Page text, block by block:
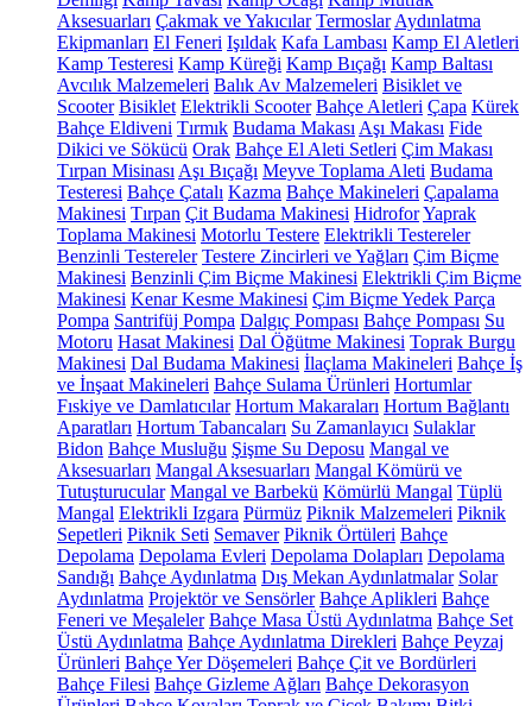
Aksesuarları Çakmak ve Yakıcılar Termoslar Aydınlatma
Ekipmanları El Feneri Işıldak Kafa Lambası Kamp El Aletleri
Kamp Testeresi Kamp Küreği Kamp Bıçağı Kamp Baltası
Avcılık Malzemeleri Balık Av Malzemeleri Bisiklet ve
Scooter Bisiklet Elektrikli Scooter Bahçe Aletleri Çapa Kürek
Bahçe Eldiveni Tırmık Budama Makası Aşı Makası Fide
Dikici ve Sökücü Orak Bahçe El Aleti Setleri Çim Makası
Tırpan Misinası Aşı Bıçağı Meyve Toplama Aleti Budama
Testeresi Bahçe Çatalı Kazma Bahçe Makineleri Çapalama
Makinesi Tırpan Çit Budama Makinesi HidroforYaprak
Toplama Makinesi Motorlu Testere Elektrikli Testereler
Benzinli Testereler Testere Zincirleri ve Yağları Çim Biçme
Makinesi Benzinli Çim Biçme Makinesi Elektrikli Çim Biçme
Makinesi Kenar Kesme Makinesi Çim Biçme Yedek Parça
Pompa Santrifüj Pompa Dalgıç Pompası Bahçe Pompası Su
Motoru Hasat Makinesi Dal Öğütme Makinesi Toprak Burgu
Makinesi Dal Budama Makinesi İlaçlama Makineleri Bahçe İş
ve İnşaat Makineleri Bahçe Sulama Ürünleri Hortumlar
Fıskiye ve Damlatıcılar Hortum Makaraları Hortum Bağlantı
Aparatları Hortum Tabancaları Su Zamanlayıcı Sulaklar
Bidon Bahçe Musluğu Şişme Su Deposu Mangal ve
Aksesuarları Mangal Aksesuarları Mangal Kömürü ve
Tutuşturucular Mangal ve Barbekü Kömürlü Mangal Tüplü
Mangal Elektrikli Izgara Pürmüz Piknik Malzemeleri Piknik
Sepetleri Piknik Seti Semaver Piknik Örtüleri Bahçe
Depolama Depolama Evleri Depolama Dolapları Depolama
Sandığı Bahçe Aydınlatma Dış Mekan Aydınlatmalar Solar
Aydınlatma Projektör ve Sensörler Bahçe Aplikleri Bahçe
Feneri ve Meşaleler Bahçe Masa Üstü Aydınlatma Bahçe Set
Üstü Aydınlatma Bahçe Aydınlatma Direkleri Bahçe Peyzaj
Ürünleri Bahçe Yer Döşemeleri Bahçe Çit ve Bordürleri
Bahçe Filesi Bahçe Gizleme Ağları Bahçe Dekorasyon